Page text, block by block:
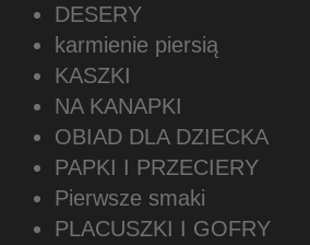
DESERY
karmienie piersią
KASZKI
NA KANAPKI
OBIAD DLA DZIECKA
PAPKI I PRZECIERY
Pierwsze smaki
PLACUSZKI I GOFRY